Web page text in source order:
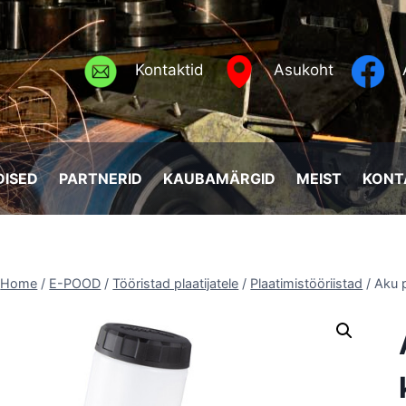
Kontaktid Asukoht
PARTNERID KAUBAMÄRGID MEIST
Home / E-POOD / Tööristad plaatijatele / Plaatimistööriistad / Aku